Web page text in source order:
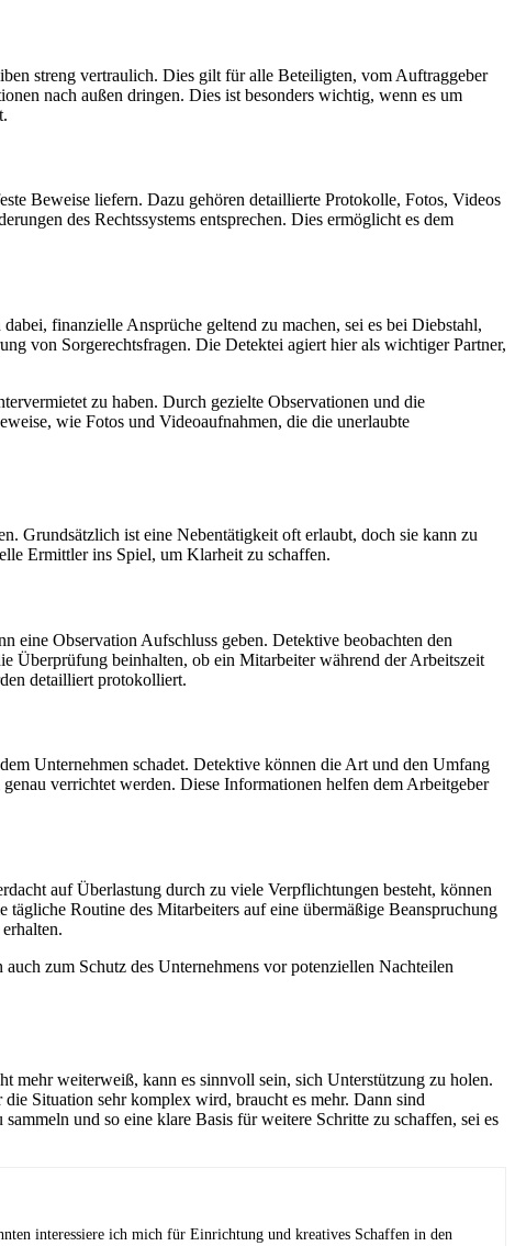
streng vertraulich. Dies gilt für alle Beteiligten, vom Auftraggeber
nach außen dringen. Dies ist besonders wichtig, wenn es um
Beweise liefern. Dazu gehören detaillierte Protokolle, Fotos, Videos
des Rechtssystems entsprechen. Dies ermöglicht es dem
finanzielle Ansprüche geltend zu machen, sei es bei Diebstahl,
von Sorgerechtsfragen. Die Detektei agiert hier als wichtiger Partner,
zu haben. Durch gezielte Observationen und die
wie Fotos und Videoaufnahmen, die die unerlaubte
Grundsätzlich ist eine Nebentätigkeit oft erlaubt, doch sie kann zu
Ermittler ins Spiel, um Klarheit zu schaffen.
eine Observation Aufschluss geben. Detektive beobachten den
Überprüfung beinhalten, ob ein Mitarbeiter während der Arbeitszeit
detailliert protokolliert.
Unternehmen schadet. Detektive können die Art und den Umfang
verrichtet werden. Diese Informationen helfen dem Arbeitgeber
auf Überlastung durch zu viele Verpflichtungen besteht, können
Routine des Mitarbeiters auf eine übermäßige Beanspruchung
zum Schutz des Unternehmens vor potenziellen Nachteilen
mehr weiterweiß, kann es sinnvoll sein, sich Unterstützung zu holen.
Situation sehr komplex wird, braucht es mehr. Dann sind
und so eine klare Basis für weitere Schritte zu schaffen, sei es
interessiere ich mich für Einrichtung und kreatives Schaffen in den